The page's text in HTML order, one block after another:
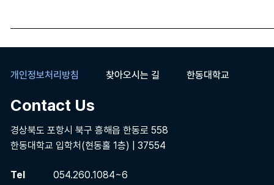
개인정보처리방침 찾아오시는 길 한동대학교
Contact Us
경상북도 포항시 북구 흥해읍 한동로 558
한동대학교 입학처(현동홀 1층) | 37554
Tel
054.260.1084~6